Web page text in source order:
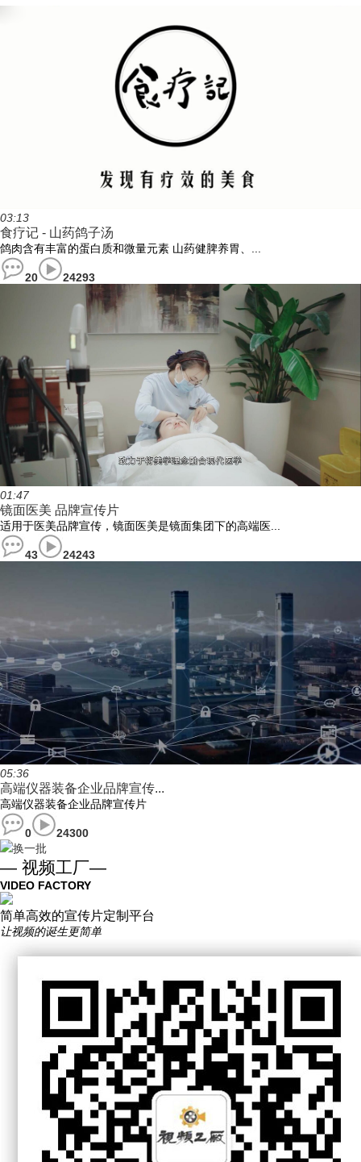
03:13
食疗记 - 山药鸽子汤
鸽肉含有丰富的蛋白质和微量元素 山药健脾养胃、...
20 24293
01:47
镜面医美 品牌宣传片
适用于医美品牌宣传，镜面医美是镜面集团下的高端医...
43 24243
05:36
高端仪器装备企业品牌宣传...
高端仪器装备企业品牌宣传片
0
24300
换一批
— 视频工厂—
VIDEO FACTORY
简单高效的宣传片定制平台
让视频的诞生更简单